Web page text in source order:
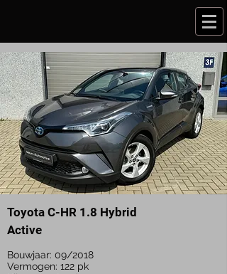
Toyota C-HR 1.8 Hybrid
Active
Bouwjaar: 09/2018
Vermogen: 122 pk